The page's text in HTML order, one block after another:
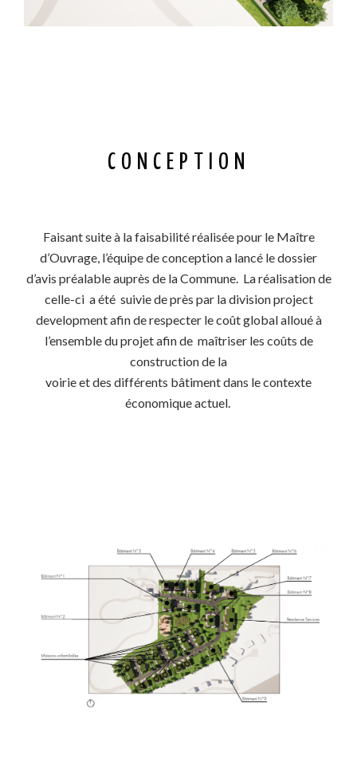
CONCEPTION
Faisant suite à la faisabilité réalisée pour le Maître
d’Ouvrage, l’équipe de conception a lancé le dossier
d’avis préalable auprès de la Commune. La réalisation de
celle-ci a été suivie de près par la division project
development afin de respecter le coût global alloué à
l’ensemble du projet afin de maîtriser les coûts de
construction de la
voirie et des différents bâtiment dans le contexte
économique actuel.